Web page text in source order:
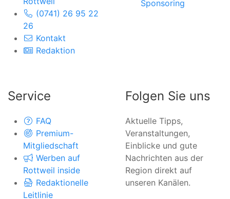
(0741) 26 95 22
26
Kontakt
Redaktion
Sponsoring
Service
FAQ
Premium-
Mitgliedschaft
Werben auf
Rottweil inside
Redaktionelle
Leitlinie
Folgen Sie uns
Aktuelle Tipps,
Veranstaltungen,
Einblicke und gute
Nachrichten aus der
Region direkt auf
unseren Kanälen.